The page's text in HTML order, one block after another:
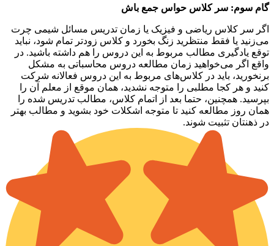
گام سوم: سر کلاس حواس جمع باش
اگر سر کلاس ریاضی و فیزیک یا زمان تدریس مسائل شیمی چرت
می‌زنید یا فقط منتظرید زنگ بخورد و کلاس زودتر تمام شود، نباید
توقع یادگیری مطالب مربوط به این دروس را هم داشته باشید. در
واقع اگر می‌خواهید زمان مطالعه دروس محاسباتی به مشکل
برنخورید، باید در کلاس‌های مربوط به این دروس فعالانه شرکت
کنید و هر کجا مطلبی را متوجه نشدید، همان موقع از معلم آن را
بپرسید. همچنین، حتما بعد از اتمام کلاس، مطالب تدریس شده را
همان روز مطالعه کنید تا متوجه اشکلات خود بشوید و مطالب بهتر
در ذهنتان تثبیت شوند.